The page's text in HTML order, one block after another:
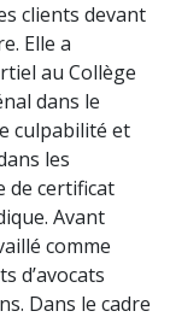
clients devant
Elle a
au Collège
dans le
culpabilité et
les
de certificat
Avant
comme
d’avocats
Dans le cadre